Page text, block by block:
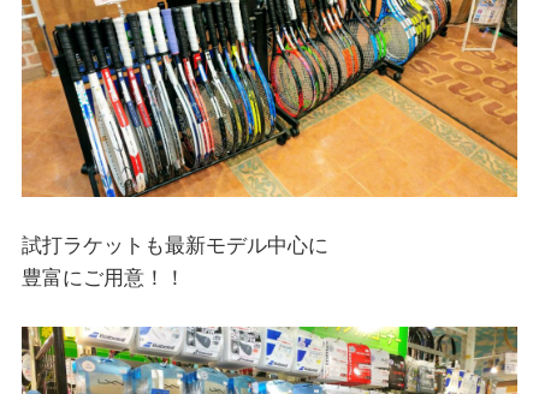
試打ラケットも最新モデル中心に
豊富にご用意！！